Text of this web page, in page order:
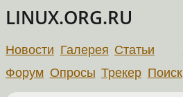
LINUX.ORG.RU
Новости Галерея Статьи
Форум Опросы Трекер Поиск